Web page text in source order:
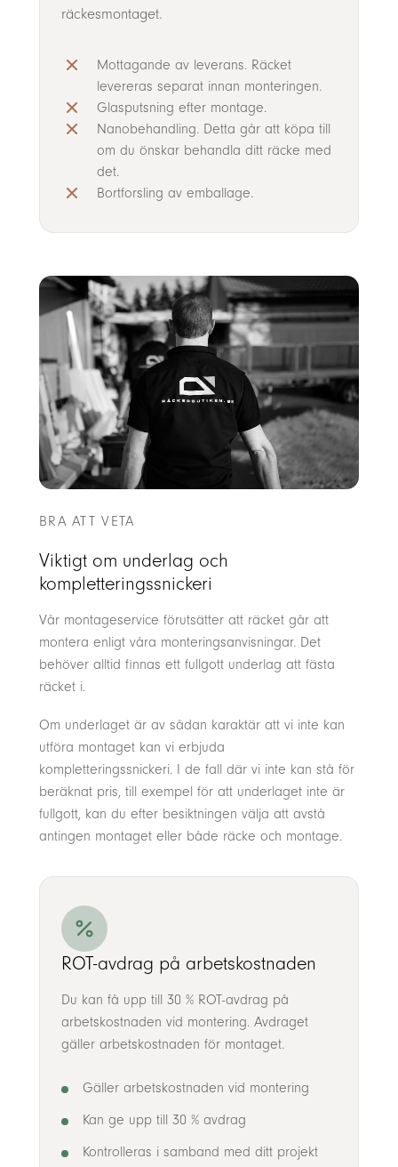
räckesmontaget.
Mottagande av leverans. Räcket
levereras separat innan monteringen.
Glasputsning efter montage.
Nanobehandling. Detta går att köpa till
om du önskar behandla ditt räcke med
det.
Bortforsling av emballage.
BRA ATT VETA
Viktigt om underlag och
kompletteringssnickeri
Vår montageservice förutsätter att räcket går att
montera enligt våra monteringsanvisningar. Det
behöver alltid finnas ett fullgott underlag att fästa
räcket i.
Om underlaget är av sådan karaktär att vi inte kan
utföra montaget kan vi erbjuda
kompletteringssnickeri. I de fall där vi inte kan stå för
beräknat pris, till exempel för att underlaget inte är
fullgott, kan du efter besiktningen välja att avstå
antingen montaget eller både räcke och montage.
ROT-avdrag på arbetskostnaden
Du kan få upp till 30 % ROT-avdrag på
arbetskostnaden vid montering. Avdraget
gäller arbetskostnaden för montaget.
Gäller arbetskostnaden vid montering
Kan ge upp till 30 % avdrag
Kontrolleras i samband med ditt projekt